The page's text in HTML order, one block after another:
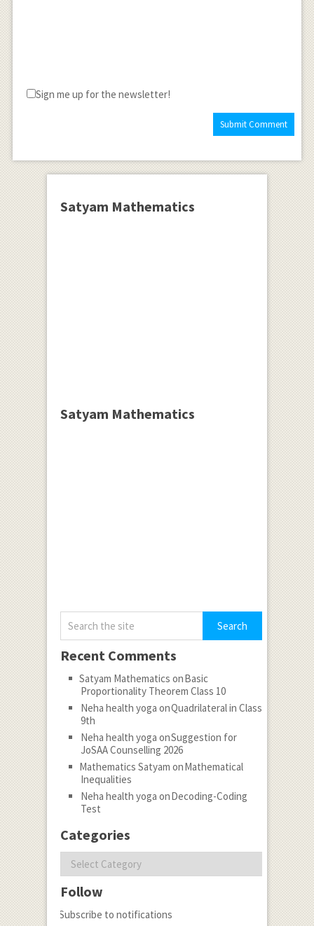
Sign me up for the newsletter!
Satyam Mathematics
Satyam Mathematics
Recent Comments
Satyam Mathematics onBasic
Proportionality Theorem Class 10
Neha health yoga onQuadrilateral in Class
9th
Neha health yoga onSuggestion for
JoSAA Counselling 2026
Mathematics Satyam onMathematical
Inequalities
Neha health yoga onDecoding-Coding
Test
Categories
Follow
Subscribe to notifications